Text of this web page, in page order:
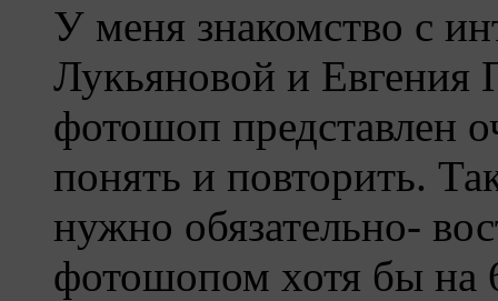
У меня знакомство с
Лукьяновой и Евгения
фотошоп представлен
понять и повторить.
нужно обязательно-
фотошопом хотя бы